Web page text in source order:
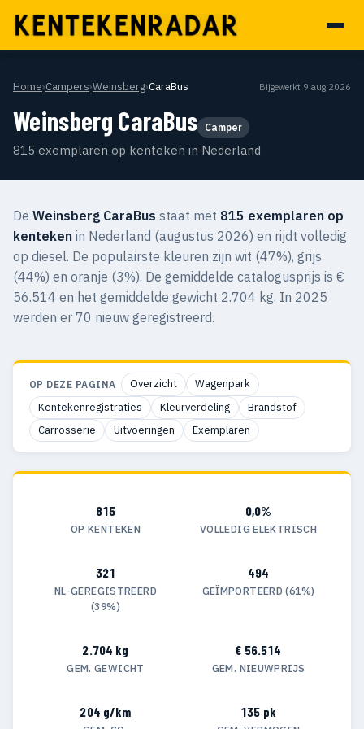
Home›Campers›Weinsberg›CaraBus Bijgewerkt 9 aug 2026
Weinsberg CaraBus Camper
815 exemplaren op kenteken in Nederland
De Weinsberg CaraBus staat met 815 exemplaren op
kenteken in Nederland (augustus 2026) en rijdt volledig
op diesel. De populairste kleuren zijn wit (47%), grijs
(44%) en oranje (3%). De gemiddelde catalogusprijs is €
56.514 en het gemiddelde gewicht 2.704 kg. In 2025
werden er 70 nieuw geregistreerd.
OP DEZE PAGINA Overzicht
Wagenpark
Kentekenregistraties
Kleurverdeling
Brandstof
Carrosserie
Uitvoeringen Exemplaren
815
OP KENTEKEN
0,0%
VOLLEDIG ELEKTRISCH
321
NL-GEREGISTREERD
(39%)
494
GEÏMPORTEERD (61%)
2.704 kg
GEM. GEWICHT
€ 56.514
GEM. NIEUWPRIJS
204 g/km 135 pk